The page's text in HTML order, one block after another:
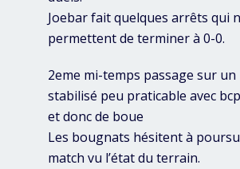
Joebar fait quelques arrêts qui
permettent de terminer à 0-0.
2eme mi-temps passage sur un
stabilisé peu praticable avec bcp
et donc de boue
Les bougnats hésitent à
match vu l’état du terrain.